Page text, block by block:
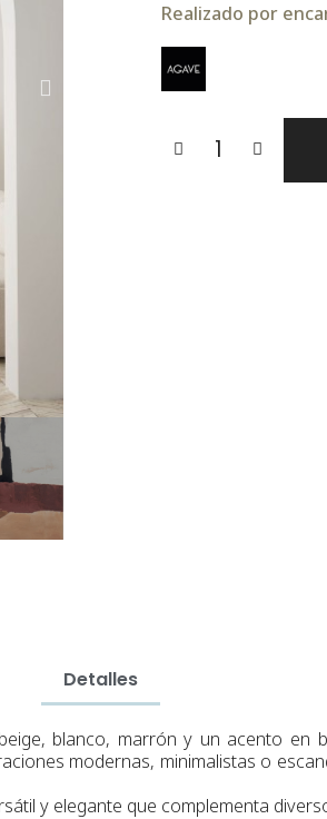
Realizado por
Detalles
blanco, marrón y un acento en
modernas, minimalistas o
y elegante que complementa